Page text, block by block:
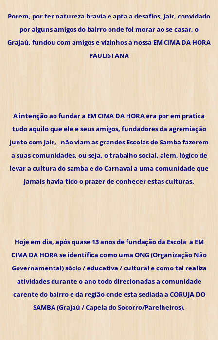
Porem, por ter natureza bravia e apta a desafios, Jair, convidado
por alguns amigos do bairro onde foi morar ao se casar, o
Grajaú, fundou com amigos e vizinhos a nossa EM CIMA DA HORA
PAULISTANA
A intenção ao fundar a EM CIMA DA HORA era por em pratica
tudo aquilo que ele e seus amigos, fundadores da agremiação
junto com Jair, não viam as grandes Escolas de Samba fazerem
a suas comunidades, ou seja, o trabalho social, alem, lógico de
levar a cultura do samba e do Carnaval a uma comunidade que
jamais havia tido o prazer de conhecer estas culturas.
Hoje em dia, após quase 13 anos de fundação da Escola a EM
CIMA DA HORA se identifica como uma ONG (Organização Não
Governamental) sócio / educativa / cultural e como tal realiza
atividades durante o ano todo direcionadas a comunidade
carente do bairro e da região onde esta sediada a CORUJA DO
SAMBA (Grajaú / Capela do Socorro/Parelheiros).